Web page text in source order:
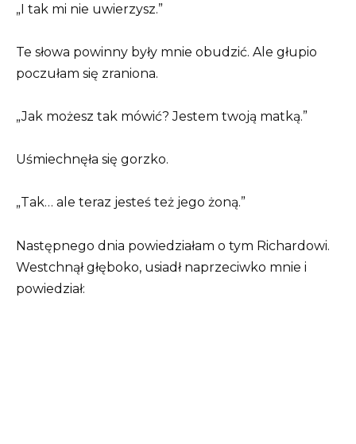
„I tak mi nie uwierzysz.”
Te słowa powinny były mnie obudzić. Ale głupio
poczułam się zraniona.
„Jak możesz tak mówić? Jestem twoją matką.”
Uśmiechnęła się gorzko.
„Tak… ale teraz jesteś też jego żoną.”
Następnego dnia powiedziałam o tym Richardowi.
Westchnął głęboko, usiadł naprzeciwko mnie i
powiedział: